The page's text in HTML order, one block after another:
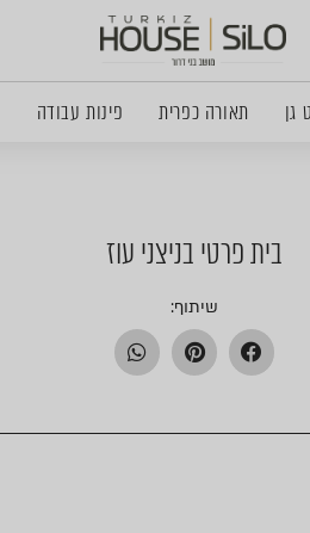
גן תאורה כפרית פינות עבודה
בית פרטי בניצני עוז
שיתוף: